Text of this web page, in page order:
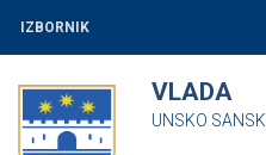
IZBORNIK
VLADA
UNSKO